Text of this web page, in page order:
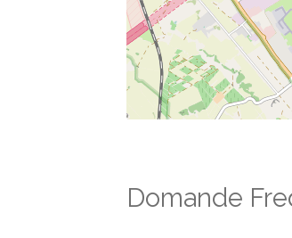
Domande